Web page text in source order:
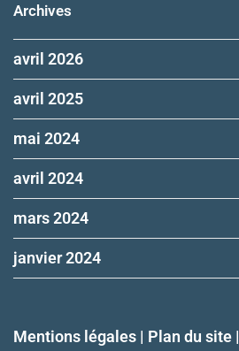
Archives
avril 2026
avril 2025
mai 2024
avril 2024
mars 2024
janvier 2024
Mentions légales | Plan du site |